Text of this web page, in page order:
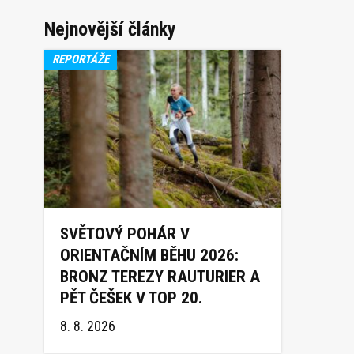
Nejnovější články
REPORTÁŽE
SVĚTOVÝ POHÁR V
ORIENTAČNÍM BĚHU 2026:
BRONZ TEREZY RAUTURIER A
PĚT ČEŠEK V TOP 20.
8. 8. 2026